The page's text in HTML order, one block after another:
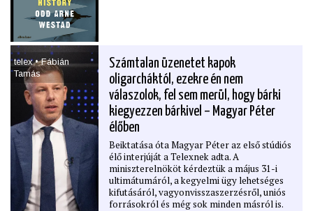
telex • Fábián
Tamás
Számtalan üzenetet kapok
oligarcháktól, ezekre én nem
válaszolok, fel sem merül, hogy bárki
kiegyezzen bárkivel – Magyar Péter
élőben
Beiktatása óta Magyar Péter az első stúdiós
élő interjúját a Telexnek adta. A
miniszterelnököt kérdeztük a május 31-i
ultimátumáról, a kegyelmi ügy lehetséges
kifutásáról, vagyonvisszaszerzésről, uniós
forrásokról és még sok minden másról is.